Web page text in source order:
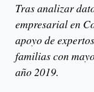
Tras analizar
empresarial en
apoyo de
familias con
año 2019.